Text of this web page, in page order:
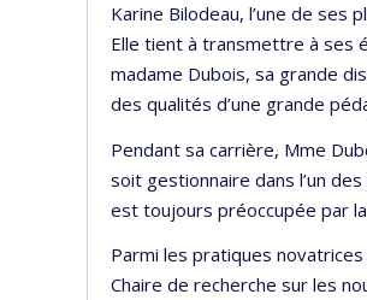
Karine Bilodeau, l’une de ses
Elle tient à transmettre à ses
madame Dubois, sa grande
des qualités d’une grande
Pendant sa carrière, Mme
soit gestionnaire dans l’un
est toujours préoccupée par
Parmi les pratiques
Chaire de recherche sur les